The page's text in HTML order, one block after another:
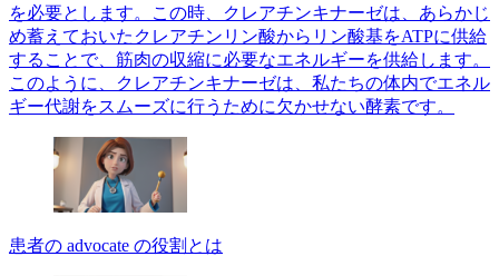
を必要とします。この時、クレアチンキナーゼは、あらかじ
め蓄えておいたクレアチンリン酸からリン酸基をATPに供給
することで、筋肉の収縮に必要なエネルギーを供給します。
このように、クレアチンキナーゼは、私たちの体内でエネル
ギー代謝をスムーズに行うために欠かせない酵素です。
患者の advocate の役割とは